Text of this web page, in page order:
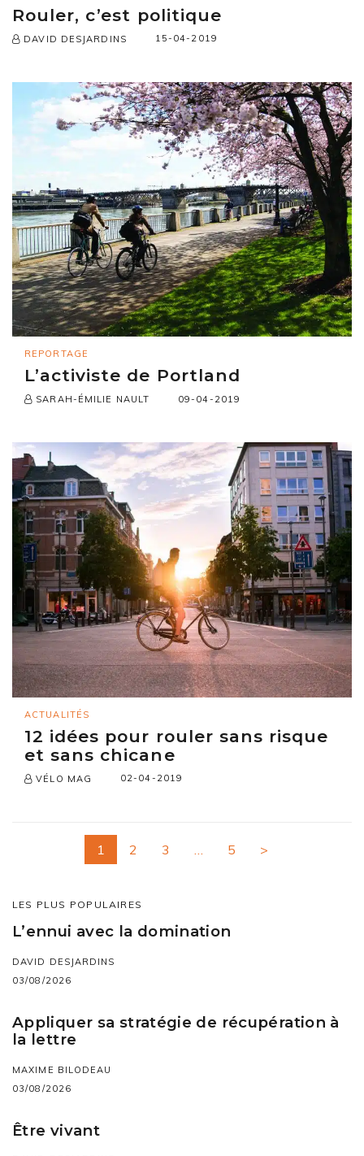
Rouler, c’est politique
DAVID DESJARDINS 15-04-2019
REPORTAGE
L’activiste de Portland
SARAH-ÉMILIE NAULT 09-04-2019
ACTUALITÉS
12 idées pour rouler sans risque
et sans chicane
VÉLO MAG 02-04-2019
1 2 3 5 >
LES PLUS POPULAIRES
L’ennui avec la domination
DAVID DESJARDINS
03/08/2026
Appliquer sa stratégie de récupération à
la lettre
MAXIME BILODEAU
03/08/2026
Être vivant